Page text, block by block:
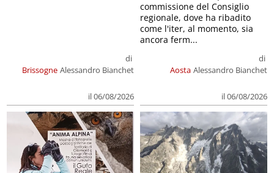
Brissogne
di
Alessandro Bianchet
il 06/08/2026
Aosta
di
Alessandro Bianchet
il 06/08/2026
commissione del Consiglio
regionale, dove ha ribadito
come l'iter, al momento, sia
ancora ferm...